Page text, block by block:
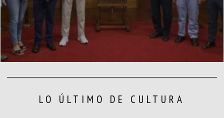
LO ÚLTIMO DE CULTURA